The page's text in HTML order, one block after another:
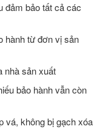
đảm bảo tất cả các
hành từ đơn vị sản
nhà sản xuất
bảo hành vẫn còn
vá, không bị gạch xóa